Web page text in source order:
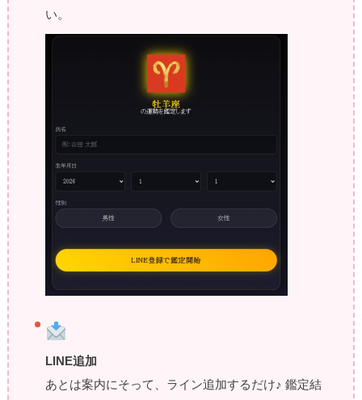
い。
LINE追加
あとは案内にそって、ライン追加するだけ♪ 鑑定結